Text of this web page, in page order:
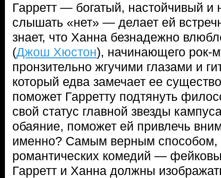
Гарретт — богатый, настойчивый
слышать «нет» — делает ей
знает, что Ханна безнадежно
(Джош Хюстон), начинающего рок-
пронзительно жгучими глазами и
который едва замечает ее
поможет Гарретту подтянуть
свой статус главной звезды
обаяние, поможет ей привлечь
именно? Самым верным способом,
романтических комедий —
Гарретт и Ханна должны